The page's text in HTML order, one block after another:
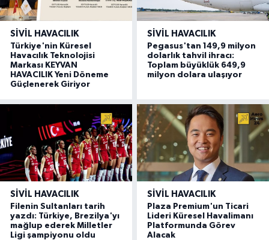
SIVIL HAVACILIK
Türkiye'nin Küresel
Havacılık Teknolojisi
Markası KEYVAN
HAVACILIK Yeni Döneme
Güçlenerek Giriyor
SIVIL HAVACILIK
Pegasus'tan 149,9 milyon
dolarlık tahvil ihracı:
Toplam büyüklük 649,9
milyon dolara ulaşıyor
SIVIL HAVACILIK
Filenin Sultanları tarih
yazdı: Türkiye, Brezilya'yı
mağlup ederek Milletler
Ligi şampiyonu oldu
SIVIL HAVACILIK
Plaza Premium'un Ticari
Lideri Küresel Havalimanı
Platformunda Görev
Alacak